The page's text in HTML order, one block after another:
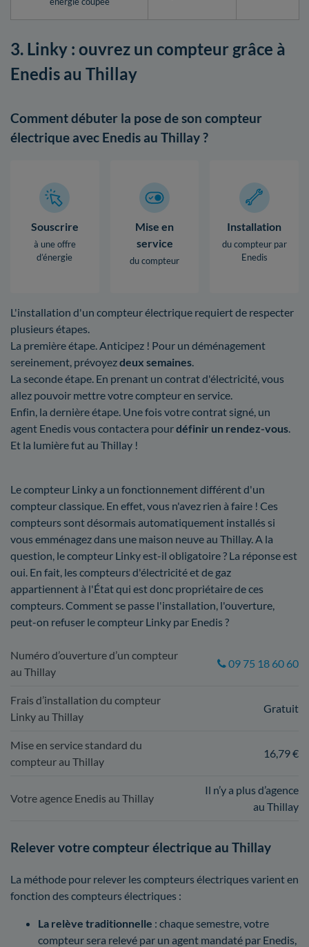
3. Linky : ouvrez un compteur grâce à
Enedis au Thillay
Comment débuter la pose de son compteur
électrique avec Enedis au Thillay ?
Souscrire
à une offre
d’énergie
Mise en
service
du compteur
Installation
du compteur par
Enedis
L'installation d'un compteur électrique requiert de respecter
plusieurs étapes.
La première étape. Anticipez ! Pour un déménagement
sereinement, prévoyezdeux semaines.
La seconde étape. En prenant un contrat d'électricité, vous
allez pouvoir mettre votre compteur en service.
Enfin, la dernière étape. Une fois votre contrat signé, un
agent Enedis vous contactera pourdéfinir un rendez-vous.
Et la lumière fut au Thillay !
Le compteur Linky a un fonctionnement différent d'un
compteur classique. En effet, vous n'avez rien à faire ! Ces
compteurs sont désormais automatiquement installés si
vous emménagez dans une maison neuve au Thillay. A la
question, le compteur Linky est-il obligatoire ? La réponse est
oui. En fait, les compteurs d'électricité et de gaz
appartiennent à l'État qui est donc propriétaire de ces
compteurs. Comment se passe l'installation, l'ouverture,
peut-on refuser le compteur Linky par Enedis ?
Numéro d’ouverture d’un compteur
au Thillay
09 75 18 60 60
Frais d’installation du compteur
Linky au Thillay
Gratuit
Mise en service standard du
compteur au Thillay
16,79 €
Votre agence Enedis au Thillay
Il n’y a plus d’agence
au Thillay
Relever votre compteur électrique au Thillay
La méthode pour relever les compteurs électriques varient en
fonction des compteurs électriques :
La relève traditionnelle : chaque semestre, votre
compteur sera relevé par un agent mandaté par Enedis,